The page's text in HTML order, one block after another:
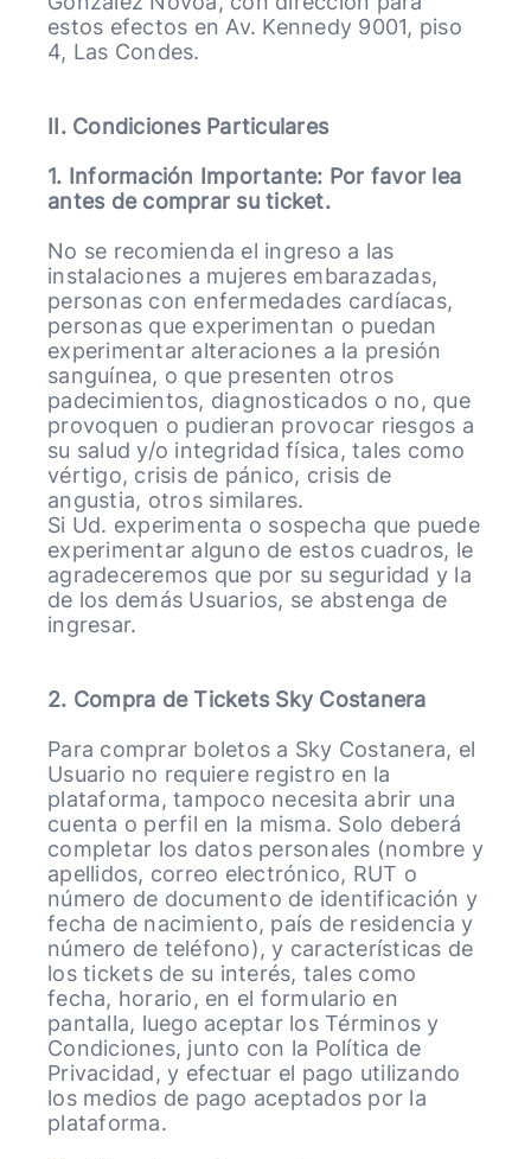
estos efectos en Av. Kennedy 9001, piso
4, Las Condes.
II. Condiciones Particulares
1. Información Importante: Por favor lea
antes de comprar su ticket.
No se recomienda el ingreso a las
instalaciones a mujeres embarazadas,
personas con enfermedades cardíacas,
personas que experimentan o puedan
experimentar alteraciones a la presión
sanguínea, o que presenten otros
padecimientos, diagnosticados o no, que
provoquen o pudieran provocar riesgos a
su salud y/o integridad física, tales como
vértigo, crisis de pánico, crisis de
angustia, otros similares.
Si Ud. experimenta o sospecha que puede
experimentar alguno de estos cuadros, le
agradeceremos que por su seguridad y la
de los demás Usuarios, se abstenga de
ingresar.
2. Compra de Tickets Sky Costanera
Para comprar boletos a Sky Costanera, el
Usuario no requiere registro en la
plataforma, tampoco necesita abrir una
cuenta o perfil en la misma. Solo deberá
completar los datos personales (nombre y
apellidos, correo electrónico, RUT o
número de documento de identificación y
fecha de nacimiento, país de residencia y
número de teléfono), y características de
los tickets de su interés, tales como
fecha, horario, en el formulario en
pantalla, luego aceptar los Términos y
Condiciones, junto con la Política de
Privacidad, y efectuar el pago utilizando
los medios de pago aceptados por la
plataforma.